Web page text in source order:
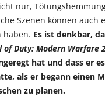
nur,
Szenen können auch
haben. Es ist denkbar,
of Duty: Modern Warfare
hat und dass er
als er begann einen
zu planen.